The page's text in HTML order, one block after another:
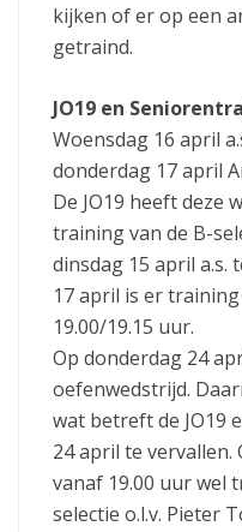
kijken of er op een
getraind.
JO19 en
Woensdag 16 april
donderdag 17 april
De JO19 heeft deze
training van de B-
dinsdag 15 april a.s.
17 april is er
19.00/19.15 uur.
Op donderdag 24
oefenwedstrijd.
wat betreft de JO19
24 april te vervallen.
vanaf 19.00 uur wel
selectie o.l.v. Pieter